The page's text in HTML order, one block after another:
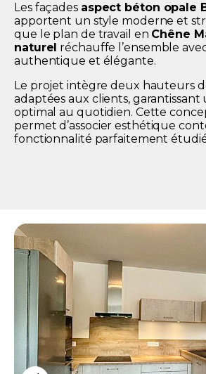
Les façades aspect béton opale
apportent un style moderne et
que le plan de travail en Chêne
naturel réchauffe l’ensemble
authentique et élégante.
Le projet intègre deux hauteurs
adaptées aux clients,
optimal au quotidien. Cette
permet d’associer esthétique
fonctionnalité parfaitement